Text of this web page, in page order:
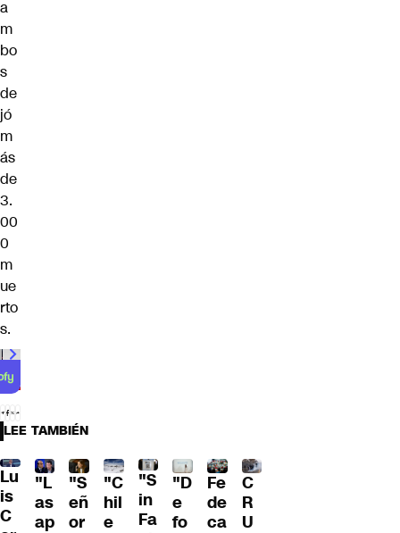
a
m
bo
s
de
jó
m
ás
de
3.
00
0
m
ue
rto
s.
LEE TAMBIÉN
Lu
is
C
"L
as
ap
"S
eñ
or
"C
hil
e
"S
in
Fa
"D
e
fo
Fe
de
ca
C
R
U